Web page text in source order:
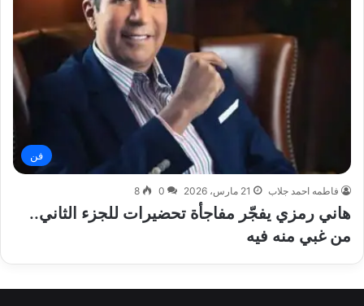
فن
فاطمه احمد جلاب 21 مارس، 2026 0
8
هاني رمزي يفجّر مفاجأة تحضيرات للجزء الثاني..
من غبي منه فيه